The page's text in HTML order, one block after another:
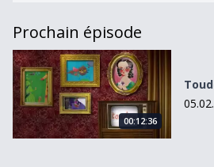
Prochain épisode
Toudou du 05.02.2016
00:12:36